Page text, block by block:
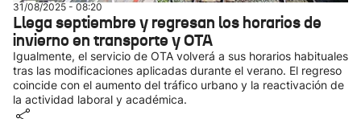
31/08/2025 - 08:20
Llega septiembre y regresan los horarios de
invierno en transporte y OTA
Igualmente, el servicio de OTA volverá a sus horarios habituales
tras las modificaciones aplicadas durante el verano. El regreso
coincide con el aumento del tráfico urbano y la reactivación de
la actividad laboral y académica.